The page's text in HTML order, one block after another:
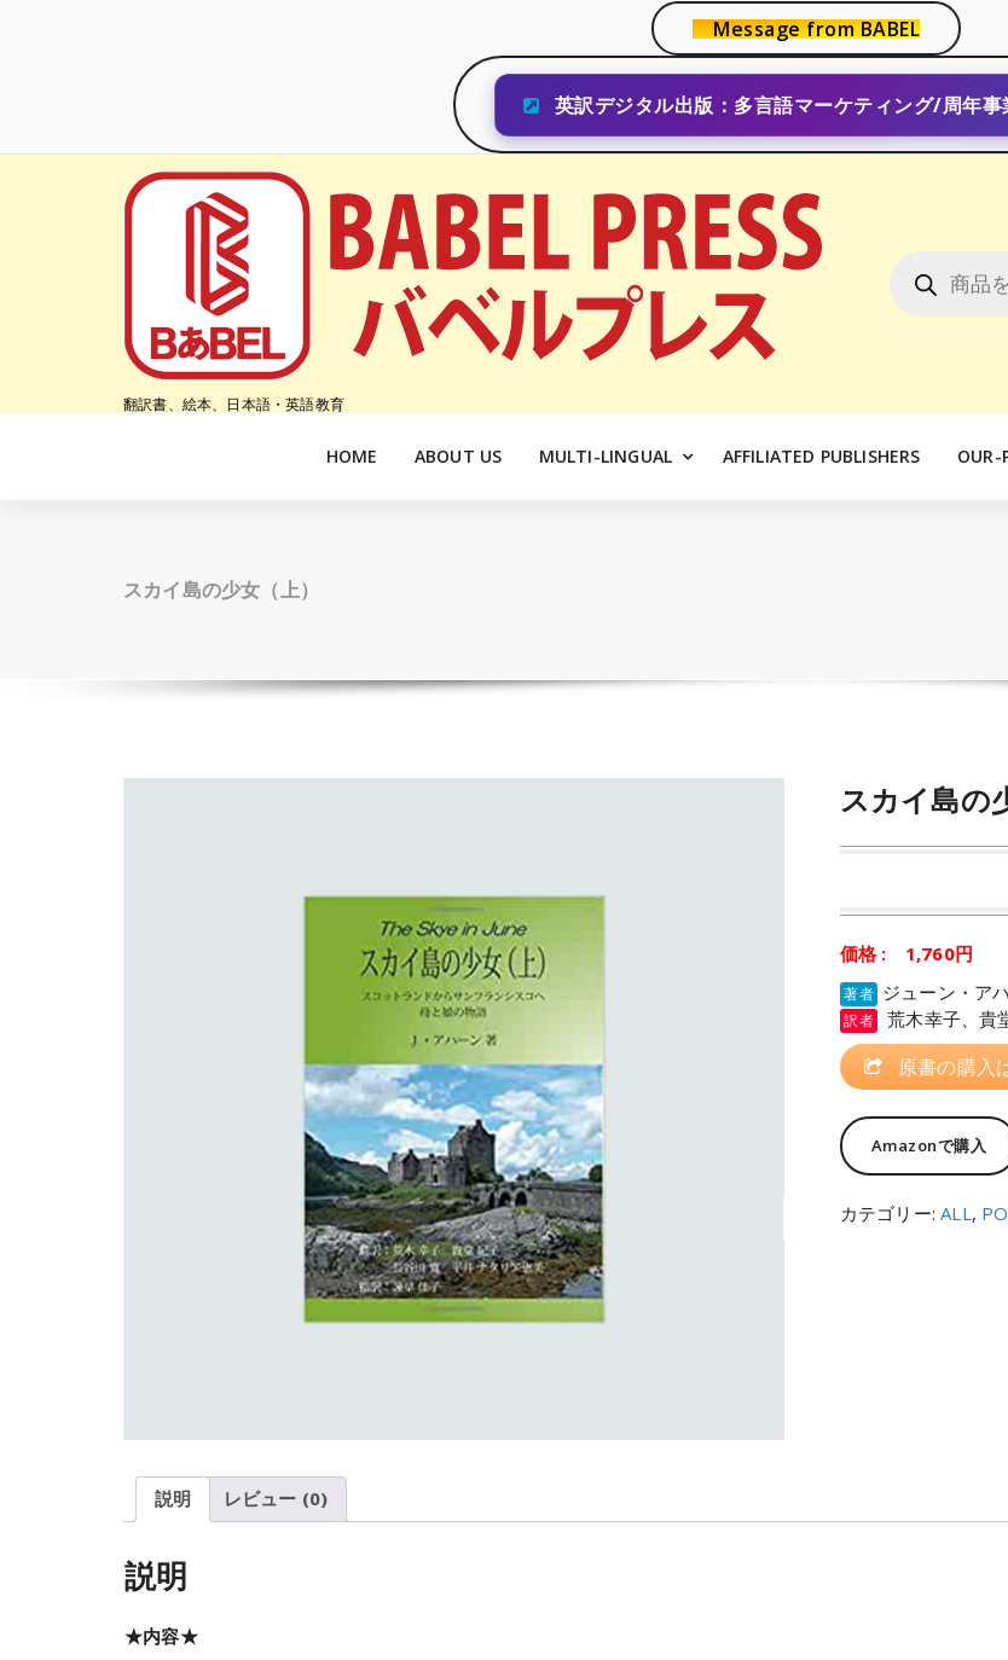
Message from BABEL
英訳デジタル出版：多言語マーケティング/周年事
翻訳書、絵本、日本語・英語教育
商
品
検
索
HOME ABOUT US MULTI-LINGUAL AFFILIATED PUBLISHERS OUR-
スカイ島の少女（上）
スカイ島の
価格 : 1,760円
著者 ジューン・ア
訳者 荒木幸子、貴
原書の購入
Amazonで購入
カテゴリー:ALL,
説明 レビュー (0)
説明
★内容★